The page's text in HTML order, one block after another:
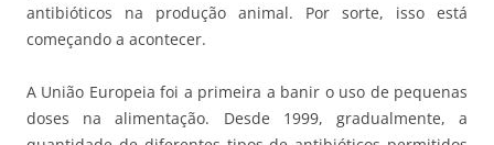
antibióticos na produção animal. Por sorte, isso está
começando a acontecer.
A União Europeia foi a primeira a banir o uso de pequenas
doses na alimentação. Desde 1999, gradualmente, a